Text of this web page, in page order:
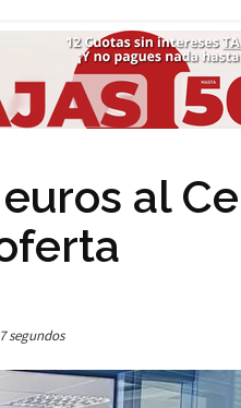
al
segundos